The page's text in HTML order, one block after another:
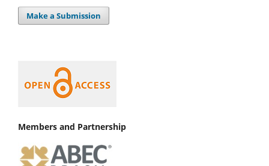
Make a Submission
Members and Partnership